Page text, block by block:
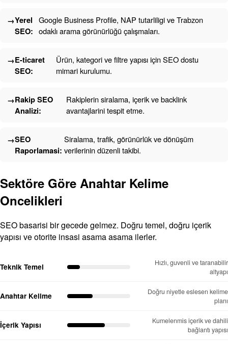
Yerel
SEO:
Google Business Profile, NAP tutarliligi ve Trabzon
odaklı arama görünürlüğü çalışmaları.
E-ticaret
SEO:
Ürün, kategori ve filtre yapısı için SEO dostu
mimari kurulumu.
Rakip SEO
Analizi:
Rakiplerin siralama, içerik ve backlink
avantajlarini tespit etme.
SEO
Raporlamasi:
Siralama, trafik, görünürlük ve dönüşüm
verilerinin düzenli takibi.
Sektöre Göre Anahtar Kelime
Oncelikleri
SEO basarisi bir gecede gelmez. Doğru temel, doğru içerik
yapısı ve otorite insasi asama asama ilerler.
Teknik Temel
Hızlı, guvenli ve taranabilir
altyapı
Anahtar Kelime
Doğru niyetle eslesen kelime
planı
İçerik Yapısı
Kumelenmis içerik ve dahili
bağlantı yapısı